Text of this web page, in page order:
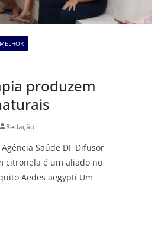
produzem
Redação
Saúde DF Difusor
citronela é um aliado no
Aedes aegypti Um